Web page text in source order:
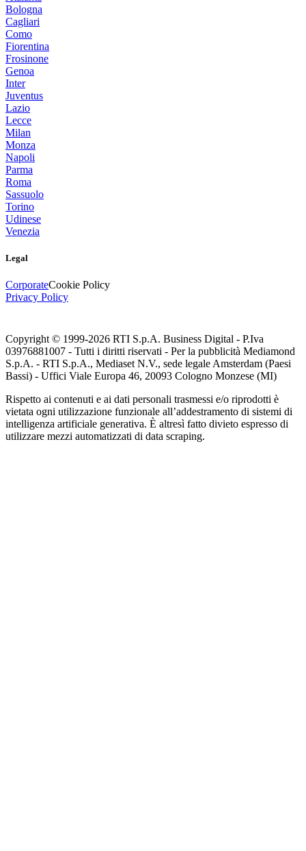
Bologna
Cagliari
Como
Fiorentina
Frosinone
Genoa
Inter
Juventus
Lazio
Lecce
Milan
Monza
Napoli
Parma
Roma
Sassuolo
Torino
Udinese
Venezia
Legal
CorporateCookie Policy
Privacy Policy
Copyright © 1999-2026 RTI S.p.A. Business Digital - P.Iva
03976881007 - Tutti i diritti riservati - Per la pubblicità Mediamond
S.p.A. - RTI S.p.A., Mediaset N.V., sede legale Amsterdam (Paesi
Bassi) - Uffici Viale Europa 46, 20093 Cologno Monzese (MI)
Rispetto ai contenuti e ai dati personali trasmessi e/o riprodotti è
vietata ogni utilizzazione funzionale all’addestramento di sistemi di
intelligenza artificiale generativa. È altresì fatto divieto espresso di
utilizzare mezzi automatizzati di data scraping.